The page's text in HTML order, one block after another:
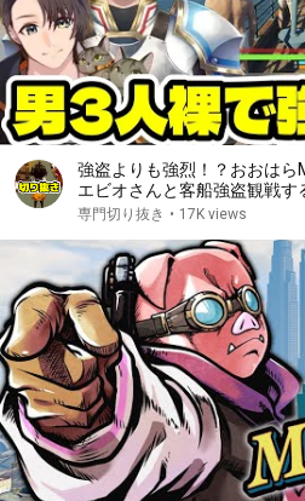
強盗よりも強烈！？おおはら
エビオさんと客船強盗観戦す
抜き】
専門切り抜き • 17K views